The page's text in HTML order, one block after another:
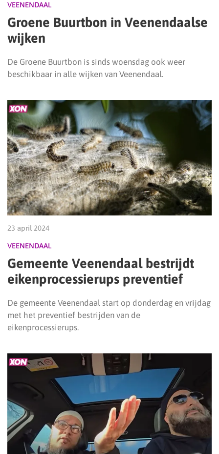
VEENENDAAL
Groene Buurtbon in Veenendaalse
wijken
De Groene Buurtbon is sinds woensdag ook weer
beschikbaar in alle wijken van Veenendaal.
23 april 2024
VEENENDAAL
Gemeente Veenendaal bestrijdt
eikenprocessierups preventief
De gemeente Veenendaal start op donderdag en vrijdag
met het preventief bestrijden van de
eikenprocessierups.